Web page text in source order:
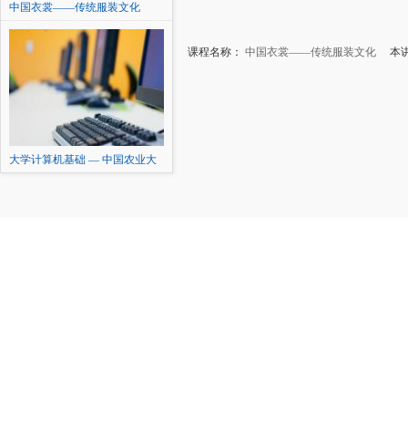
中国衣裳——传统服装文化
大学计算机基础 — 中国农业大
课程名称： 中国衣裳——传统服装文化 本讲